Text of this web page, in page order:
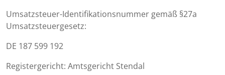
Umsatzsteuer-Identifikationsnummer gemäß §27a
Umsatzsteuergesetz:
DE 187 599 192
Registergericht: Amtsgericht Stendal